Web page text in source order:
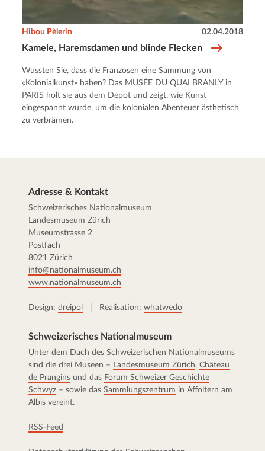
Kamele, Haremsdamen und blinde Flecken
Hibou Pèlerin 02.04.2018
Wussten Sie, dass die Franzosen eine Sammung von
«Kolonialkunst» haben? Das MUSÉE DU QUAI BRANLY in
PARIS holt sie aus dem Depot und zeigt, wie Kunst
eingespannt wurde, um die kolonialen Abenteuer ästhetisch
zu verbrämen.
Adresse & Kontakt
Schweizerisches Nationalmuseum
Landesmuseum Zürich
Museumstrasse 2
Postfach
8021 Zürich
info@nationalmuseum.ch
www.nationalmuseum.ch
Design: dreipol | Realisation: whatwedo
Schweizerisches Nationalmuseum
Unter dem Dach des Schweizerischen Nationalmuseums
sind die drei Museen – Landesmuseum Zürich, Château
de Prangins und das Forum Schweizer Geschichte
Schwyz – sowie das Sammlungszentrum in Affoltern am
Albis vereint.
RSS-Feed